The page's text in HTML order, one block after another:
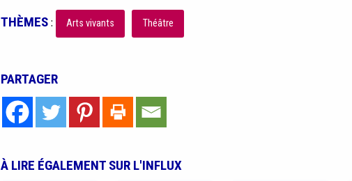
THÈMES: Arts vivants Théâtre
PARTAGER
À LIRE ÉGALEMENT SUR L'INFLUX